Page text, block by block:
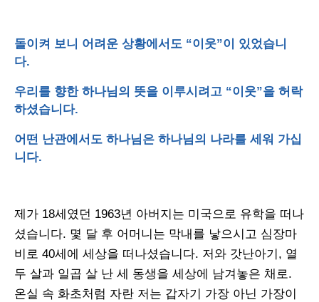
돌이켜 보니 어려운 상황에서도 “이웃”이 있었습니
다.
우리를 향한 하나님의 뜻을 이루시려고 “이웃”을 허락
하셨습니다.
어떤 난관에서도 하나님은 하나님의 나라를 세워 가십
니다.
제가 18세였던 1963년 아버지는 미국으로 유학을 떠나
셨습니다. 몇 달 후 어머니는 막내를 낳으시고 심장마
비로 40세에 세상을 떠나셨습니다. 저와 갓난아기, 열
두 살과 일곱 살 난 세 동생을 세상에 남겨놓은 채로.
온실 속 화초처럼 자란 저는 갑자기 가장 아닌 가장이